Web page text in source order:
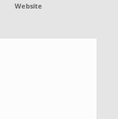
Website